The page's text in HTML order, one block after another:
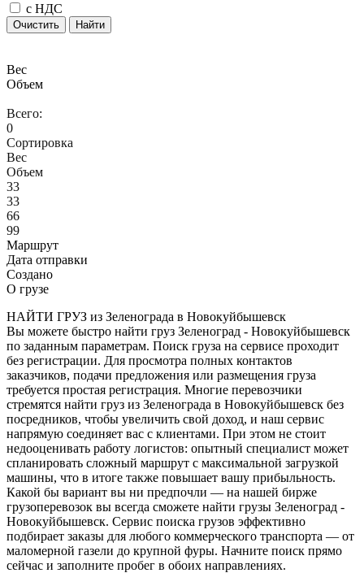
с НДС
Очистить Найти
Вес
Объем
Всего:
0
Сортировка
Вес
Объем
33
33
66
99
Маршрут
Дата отправки
Создано
О грузе
НАЙТИ ГРУЗ из Зеленограда в Новокуйбышевск
Вы можете быстро найти груз Зеленоград - Новокуйбышевск
по заданным параметрам. Поиск груза на сервисе проходит
без регистрации. Для просмотра полных контактов
заказчиков, подачи предложения или размещения груза
требуется простая регистрация. Многие перевозчики
стремятся найти груз из Зеленограда в Новокуйбышевск без
посредников, чтобы увеличить свой доход, и наш сервис
напрямую соединяет вас с клиентами. При этом не стоит
недооценивать работу логистов: опытный специалист может
спланировать сложный маршрут с максимальной загрузкой
машины, что в итоге также повышает вашу прибыльность.
Какой бы вариант вы ни предпочли — на нашей бирже
грузоперевозок вы всегда сможете найти грузы Зеленоград -
Новокуйбышевск. Сервис поиска грузов эффективно
подбирает заказы для любого коммерческого транспорта — от
маломерной газели до крупной фуры. Начните поиск прямо
сейчас и заполните пробег в обоих направлениях.